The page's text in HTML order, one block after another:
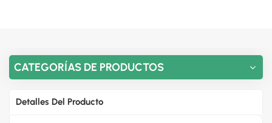
CATEGORÍAS DE PRODUCTOS
Detalles Del Producto